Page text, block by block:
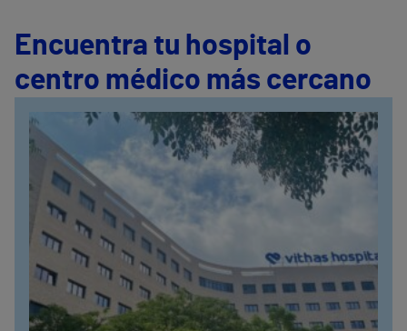
Encuentra tu hospital o
centro médico más cercano